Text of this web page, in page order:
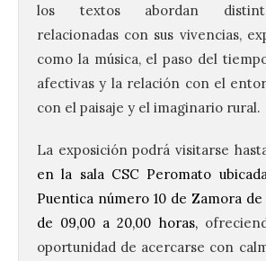
los textos abordan
relacionadas con sus vivencias,
como la música, el paso del
afectivas y la relación con el
con el paisaje y el imaginario rural.
La exposición podrá visitarse
en la sala CSC Peromato
Puentica número 10 de Zamora
de 09,00 a 20,00 horas,
oportunidad de acercarse con
Vuelve la tradicional Feria
de Dulces del Convento a
7 Ago 2026
agosto en los aledaños
monasterio